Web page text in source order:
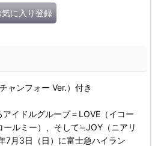
気に入り登録
ャンフォー Ver.）付き
イドルグループ＝LOVE（イコー
ールミー）、そして≒JOY（ニアリ
7月3日（日）に富士急ハイラン